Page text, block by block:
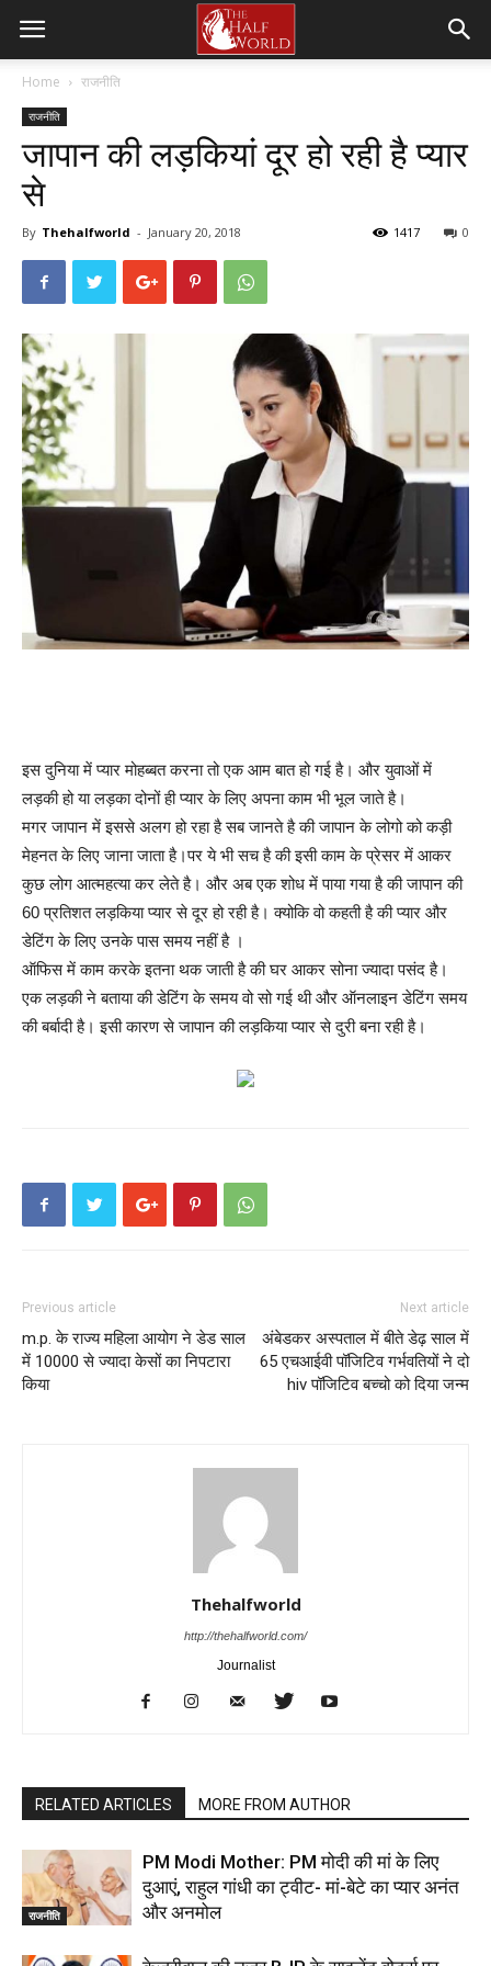
Home राजनीति
राजनीति
जापान की लड़कियां दूर हो रही है प्यार
से
By Thehalfworld - January 20, 2018 0
1417
इस दुनिया में प्यार मोहब्बत करना तो एक आम बात हो गई है। और युवाओं में
लड़की हो या लड़का दोनों ही प्यार के लिए अपना काम भी भूल जाते है।
मगर जापान में इससे अलग हो रहा है सब जानते है की जापान के लोगो को कड़ी
मेहनत के लिए जाना जाता है।पर ये भी सच है की इसी काम के प्रेसर में आकर
कुछ लोग आत्महत्या कर लेते है। और अब एक शोध में पाया गया है की जापान की
60 प्रतिशत लड़किया प्यार से दूर हो रही है। क्योकि वो कहती है की प्यार और
डेटिंग के लिए उनके पास समय नहीं है ।
ऑफिस में काम करके इतना थक जाती है की घर आकर सोना ज्यादा पसंद है।
एक लड़की ने बताया की डेटिंग के समय वो सो गई थी और ऑनलाइन डेटिंग समय
की बर्बादी है। इसी कारण से जापान की लड़किया प्यार से दुरी बना रही है।
Previous article
m.p. के राज्य महिला आयोग ने डेड साल
में 10000 से ज्यादा केसों का निपटारा
किया
Next article
अंबेडकर अस्पताल में बीते डेढ़ साल में
65 एचआईवी पॉजिटिव गर्भवतियों ने दो
hiv पॉजिटिव बच्चो को दिया जन्म
Thehalfworld
http://thehalfworld.com/
Journalist
RELATED ARTICLES MORE FROM AUTHOR
राजनीति
PM Modi Mother: PM मोदी की मां के लिए
दुआएं, राहुल गांधी का ट्वीट- मां-बेटे का प्यार अनंत
और अनमोल